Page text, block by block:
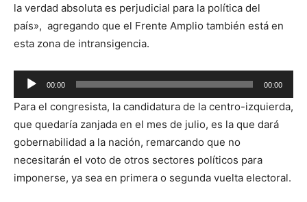
la verdad absoluta es perjudicial para la política del
país», agregando que el Frente Amplio también está en
esta zona de intransigencia.
Reproductor
de
audio
00:00 00:00
Para el congresista, la candidatura de la centro-izquierda,
que quedaría zanjada en el mes de julio, es la que dará
gobernabilidad a la nación, remarcando que no
necesitarán el voto de otros sectores políticos para
imponerse, ya sea en primera o segunda vuelta electoral.